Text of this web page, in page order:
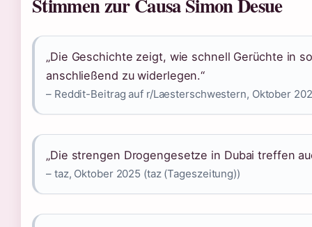
„Die Geschichte zeigt, wie schnell Gerüchte in
anschließend zu widerlegen.“
– Reddit-Beitrag auf r/Laesterschwestern, Oktober
„Die strengen Drogengesetze in Dubai treffen
– taz, Oktober 2025 (taz (Tageszeitung))